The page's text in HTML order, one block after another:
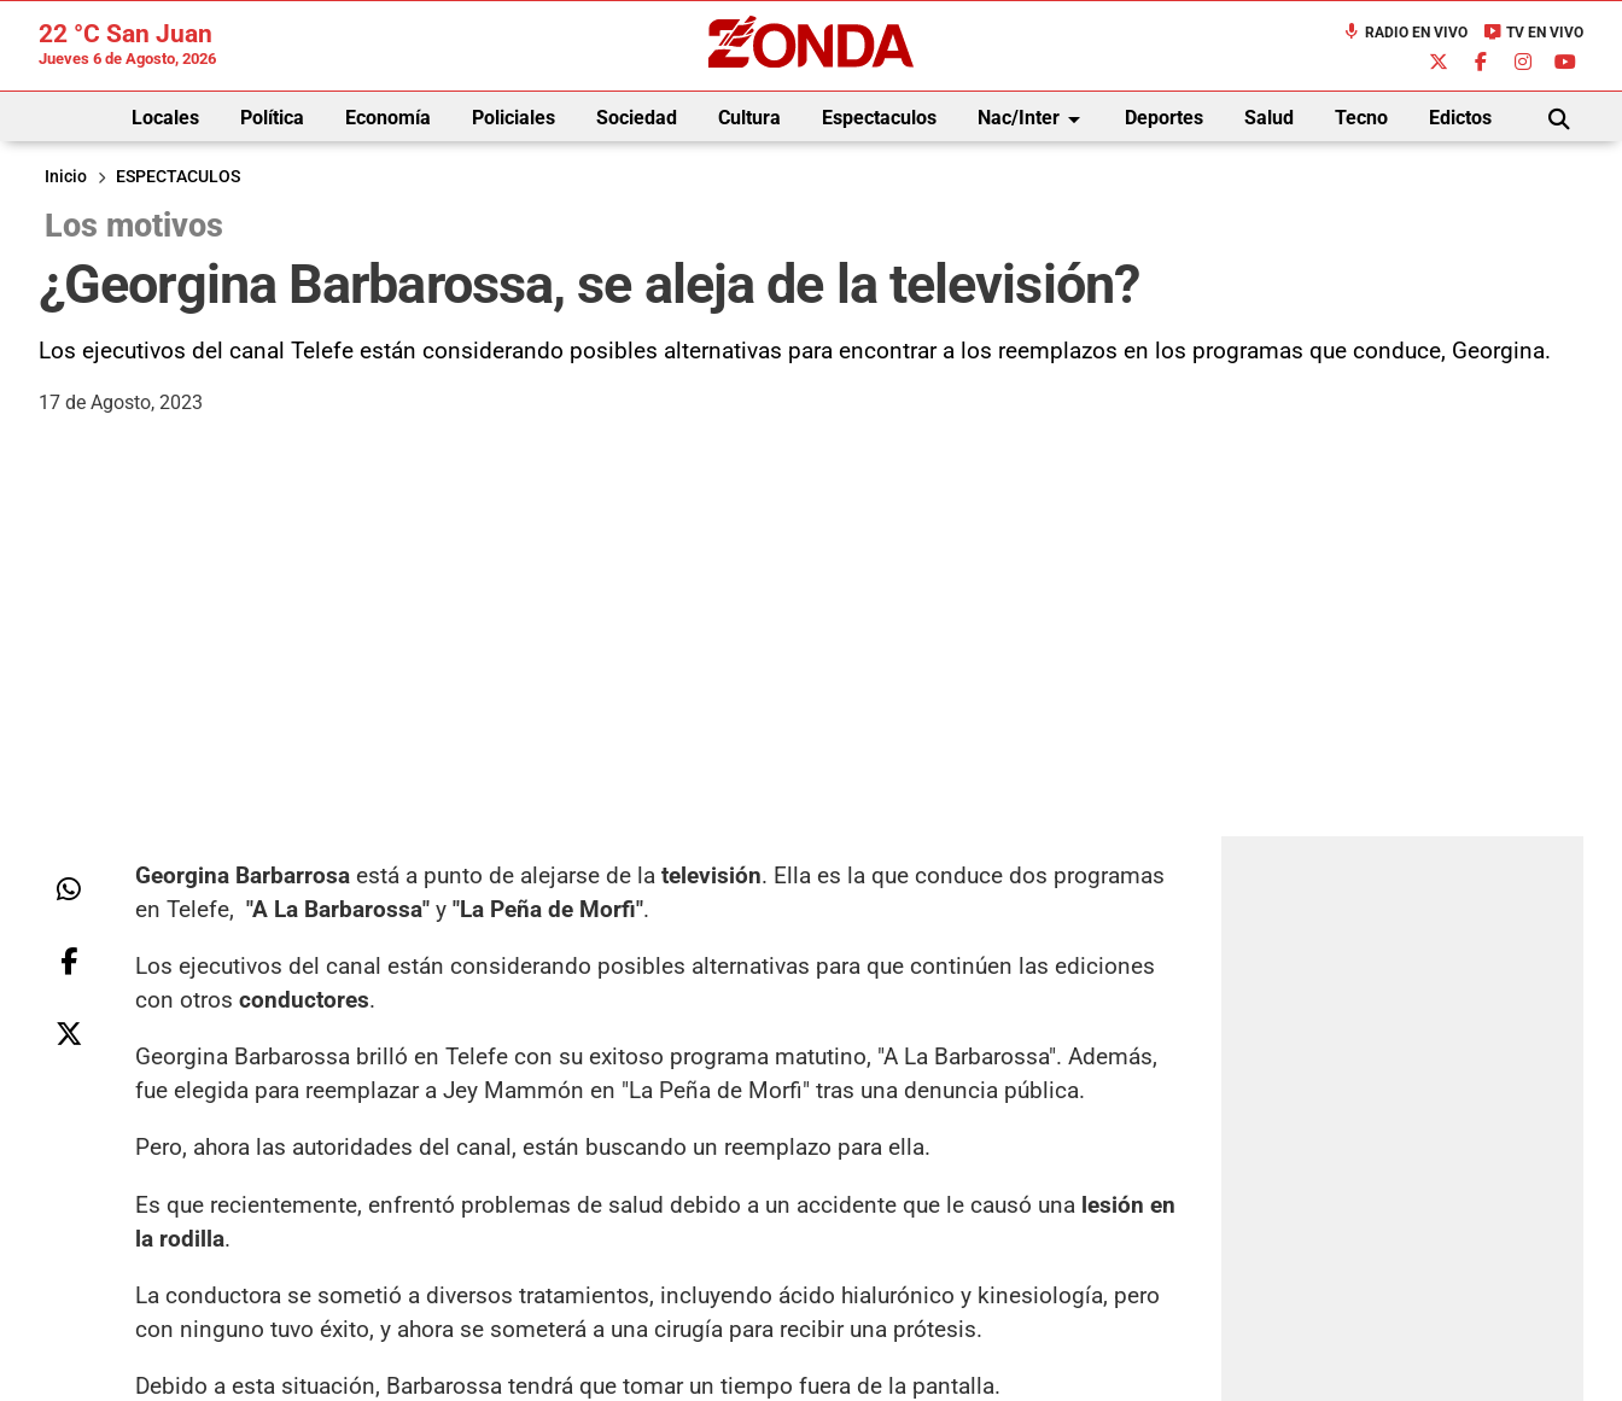
22 °C San Juan
Jueves 6 de Agosto, 2026
mic RADIO EN VIVO live_tv TV EN VIVO
Locales Política Economía Policiales Sociedad Cultura Espectaculos Nac/Interarrow_drop_down Deportes Salud Tecno Edictos
BUSCAR
Inicio
ESPECTACULOS
Los motivos
¿Georgina Barbarossa, se aleja de la televisión?
Los ejecutivos del canal Telefe están considerando posibles alternativas para encontrar a los reemplazos en los programas que conduce, Georgina.
17 de Agosto, 2023
Georgina Barbarrosa está a punto de alejarse de la televisión. Ella es la que conduce dos programas
en Telefe, "A La Barbarossa" y "La Peña de Morfi".
Los ejecutivos del canal están considerando posibles alternativas para que continúen las ediciones
con otros conductores.
Georgina Barbarossa brilló en Telefe con su exitoso programa matutino, "A La Barbarossa". Además,
fue elegida para reemplazar a Jey Mammón en "La Peña de Morfi" tras una denuncia pública.
Pero, ahora las autoridades del canal, están buscando un reemplazo para ella.
Es que recientemente, enfrentó problemas de salud debido a un accidente que le causó una lesión en
la rodilla.
La conductora se sometió a diversos tratamientos, incluyendo ácido hialurónico y kinesiología, pero
con ninguno tuvo éxito, y ahora se someterá a una cirugía para recibir una prótesis.
Debido a esta situación, Barbarossa tendrá que tomar un tiempo fuera de la pantalla.